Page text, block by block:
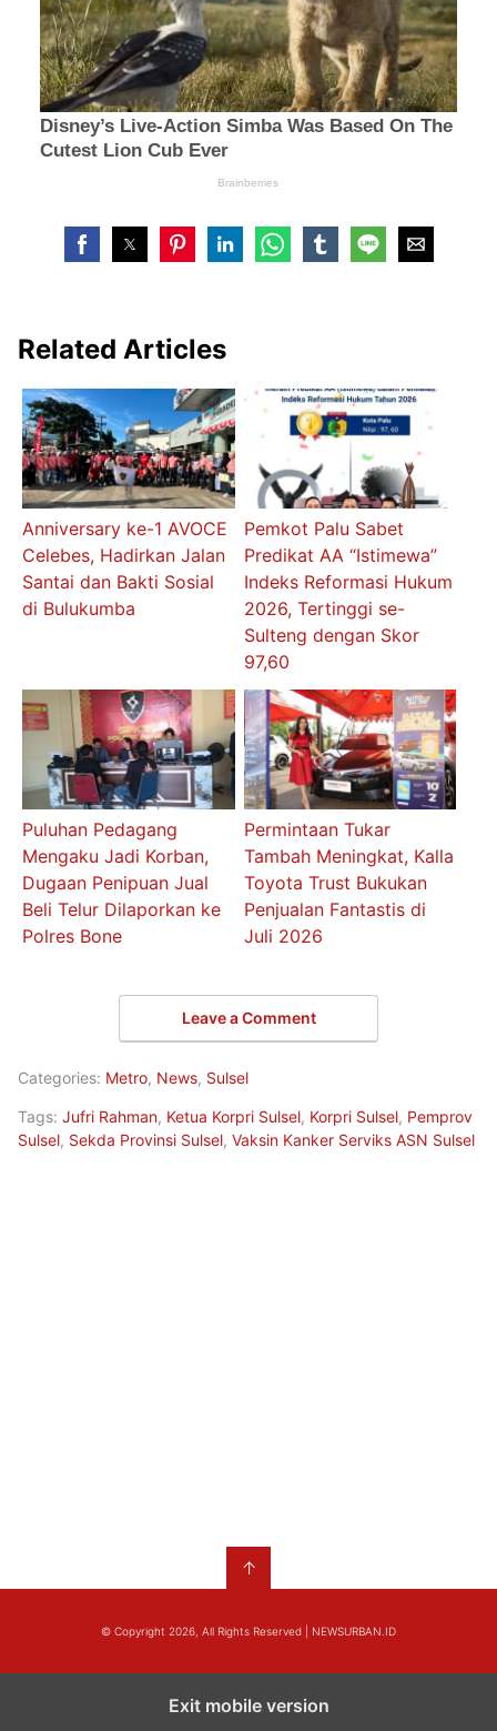
Related Articles
Anniversary ke-1 AVOCE
Celebes, Hadirkan Jalan
Santai dan Bakti Sosial
di Bulukumba
Pemkot Palu Sabet
Predikat AA “Istimewa”
Indeks Reformasi Hukum
2026, Tertinggi se-
Sulteng dengan Skor
97,60
Puluhan Pedagang
Mengaku Jadi Korban,
Dugaan Penipuan Jual
Beli Telur Dilaporkan ke
Polres Bone
Permintaan Tukar
Tambah Meningkat, Kalla
Toyota Trust Bukukan
Penjualan Fantastis di
Juli 2026
Leave a Comment
Categories: Metro, News, Sulsel
Tags: Jufri Rahman, Ketua Korpri Sulsel, Korpri Sulsel, Pemprov
Sulsel, Sekda Provinsi Sulsel, Vaksin Kanker Serviks ASN Sulsel
↑
© Copyright 2026, All Rights Reserved | NEWSURBAN.ID
Exit mobile version